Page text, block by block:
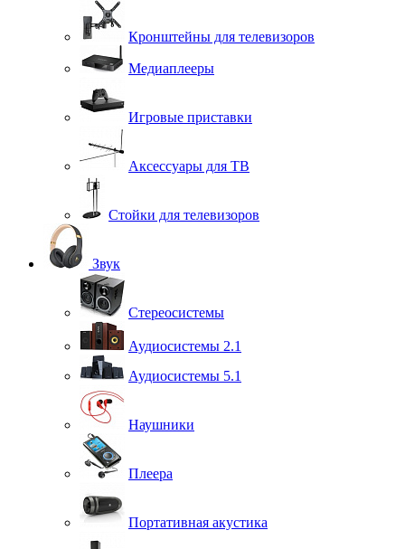
Кронштейны для телевизоров
Медиаплееры
Игровые приставки
Аксессуары для ТВ
Стойки для телевизоров
Звук
Стереосистемы
Аудиосистемы 2.1
Аудиосистемы 5.1
Наушники
Плеера
Портативная акустика